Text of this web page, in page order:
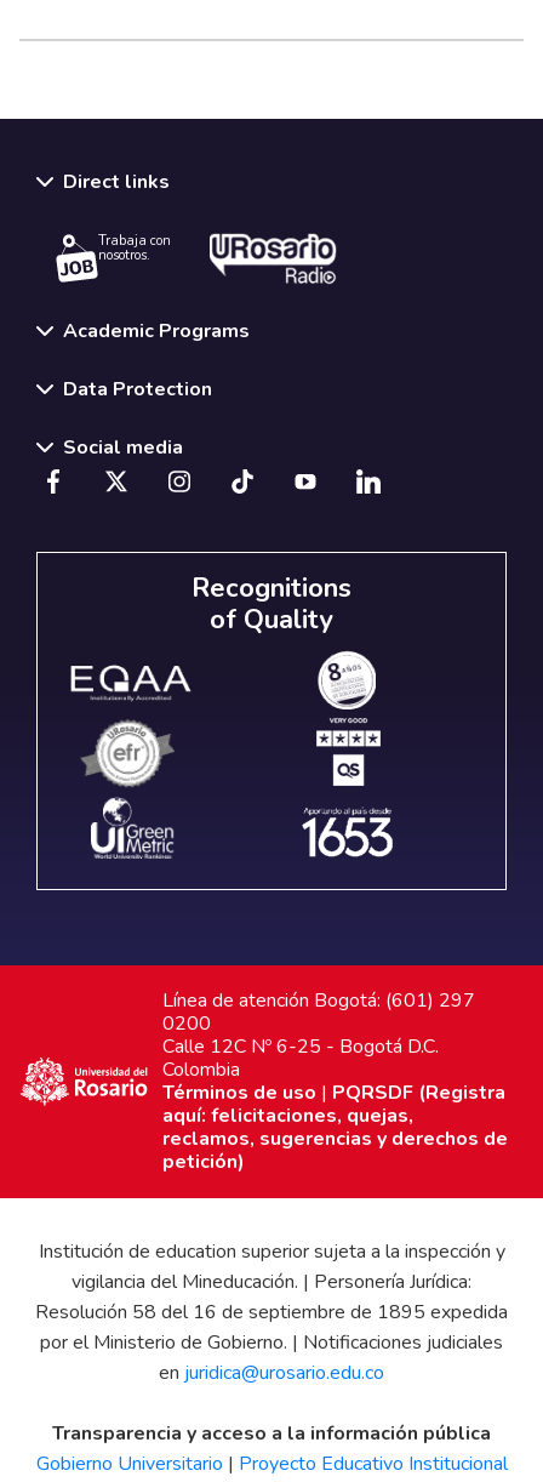
Direct links
Trabaja con
nosotros.
Academic Programs
Data Protection
Social media
Recognitions
of Quality
Línea de atención Bogotá: (601) 297
0200
Calle 12C Nº 6-25 - Bogotá D.C.
Colombia
Términos de uso | PQRSDF (Registra
aquí: felicitaciones, quejas,
reclamos, sugerencias y derechos de
petición)
Institución de education superior sujeta a la inspección y
vigilancia del Mineducación. | Personería Jurídica:
Resolución 58 del 16 de septiembre de 1895 expedida
por el Ministerio de Gobierno. | Notificaciones judiciales
en juridica@urosario.edu.co
Transparencia y acceso a la información pública
Gobierno Universitario | Proyecto Educativo Institucional